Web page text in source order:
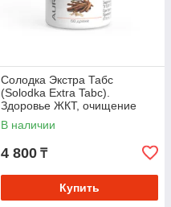
Солодка Экстра Табс
(Solodka Extra Tabc).
Здоровье ЖКТ, очищение
бронхов и лимфодренаж
В наличии
4 800 ₸
Купить